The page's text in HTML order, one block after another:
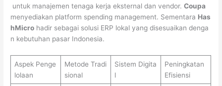
untuk manajemen tenaga kerja eksternal dan vendor.Coupa
menyediakan platform spending management. Sementara Has
hMicro hadir sebagai solusi ERP lokal yang disesuaikan denga
n kebutuhan pasar Indonesia.
Aspek Penge
lolaan
Metode Tradi
sional
Sistem Digita
l
Peningkatan
Efisiensi